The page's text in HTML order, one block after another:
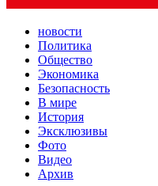
новости
Политика
Общество
Экономика
Безопасность
В мире
История
Эксклюзивы
Фото
Видео
Архив